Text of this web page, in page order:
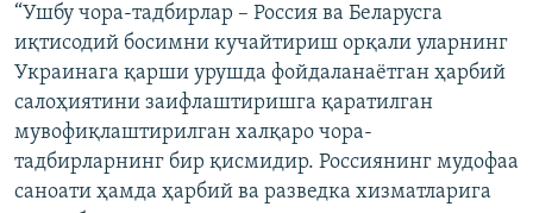
“Ушбу чора-тадбирлар – Россия ва Беларусга
иқтисодий босимни кучайтириш орқали уларнинг
Украинага қарши урушда фойдаланаётган ҳарбий
салоҳиятини заифлаштиришга қаратилган
мувофиқлаштирилган халқаро чора-
тадбирларнинг бир қисмидир. Россиянинг мудофаа
саноати ҳамда ҳарбий ва разведка хизматларига